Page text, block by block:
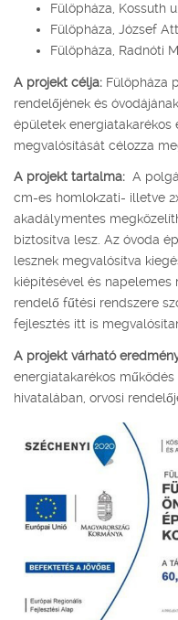
Fülöpháza, Kossuth
Fülöpháza, József
Fülöpháza, Radnóti
A projekt célja: Fülöpháza
rendelőjének és
épületek
megvalósítását célozza
A projekt tartalma: A
cm-es homlokzati- illetve
akadálymentes
biztosítva lesz. Az óvoda
lesznek megvalósítva
kiépítésével és napelemes
rendelő fűtési rendszere
fejlesztés itt is
A projekt várható
energiatakarékos
hivatalában, orvosi